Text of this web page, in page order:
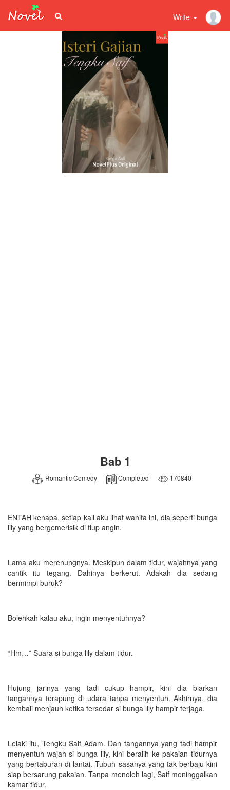
Write
Bab 1
Romantic Comedy Completed 170840
ENTAH kenapa, setiap kali aku lihat wanita ini, dia seperti bunga
lily yang bergemerisik di tiup angin.
Lama aku merenungnya. Meskipun dalam tidur, wajahnya yang
cantik itu tegang. Dahinya berkerut. Adakah dia sedang
bermimpi buruk?
Bolehkah kalau aku, ingin menyentuhnya?
“Hm…” Suara si bunga lily dalam tidur.
Hujung jarinya yang tadi cukup hampir, kini dia biarkan
tangannya terapung di udara tanpa menyentuh. Akhirnya, dia
kembali menjauh ketika tersedar si bunga lily hampir terjaga.
Lelaki itu, Tengku Saif Adam. Dan tangannya yang tadi hampir
menyentuh wajah si bunga lily, kini beralih ke pakaian tidurnya
yang bertaburan di lantai. Tubuh sasanya yang tak berbaju kini
siap bersarung pakaian. Tanpa menoleh lagi, Saif meninggalkan
kamar tidur.